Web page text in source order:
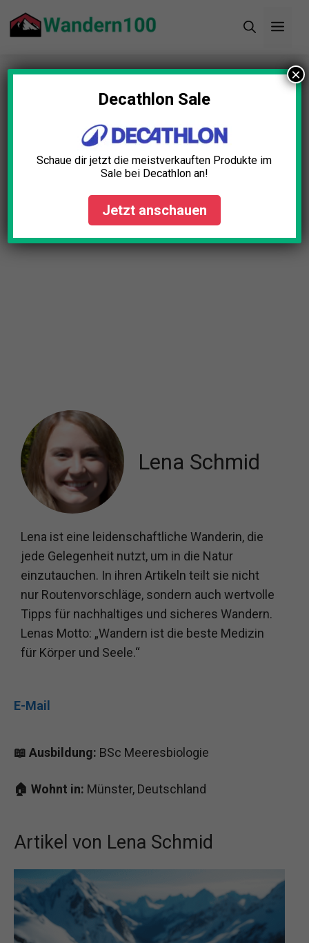
Inhalt
Startseite»Autor Lena Schmid
Lena Schmid
Lena ist eine leidenschaftliche Wanderin, die
jede Gelegenheit nutzt, um in die Natur
einzutauchen. In ihren Artikeln teilt sie nicht
nur Routenvorschläge, sondern auch wertvolle
Tipps für nachhaltiges und sicheres Wandern.
Lenas Motto: „Wandern ist die beste Medizin
für Körper und Seele.“
E-Mail
📖 Ausbildung: BSc Meeresbiologie
🏠 Wohnt in: Münster, Deutschland
Artikel von Lena Schmid
Decathlon Sale
Schaue dir jetzt die meistverkauften Produkte im
Sale bei Decathlon an!
Jetzt anschauen
×